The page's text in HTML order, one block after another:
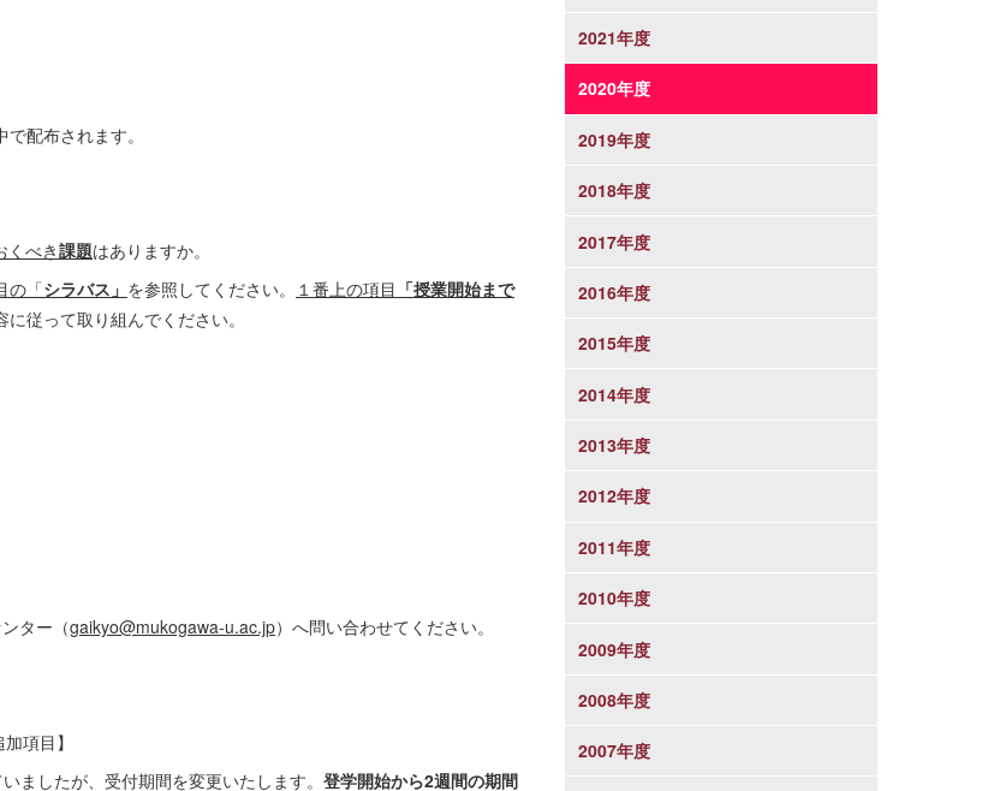
配布されます。
くべき課題はありますか。
の「シラバス」 を参照してください。 １番上の項目 「授業開始まで
従って取り組んでください。
ター（gaikyo@mukogawa-u.ac.jp）へ問い合わせてください。
項目】
ましたが、受付期間を変更いたします。 登学開始から2週間の期間
2021年度
2020年度
2019年度
2018年度
2017年度
2016年度
2015年度
2014年度
2013年度
2012年度
2011年度
2010年度
2009年度
2008年度
2007年度